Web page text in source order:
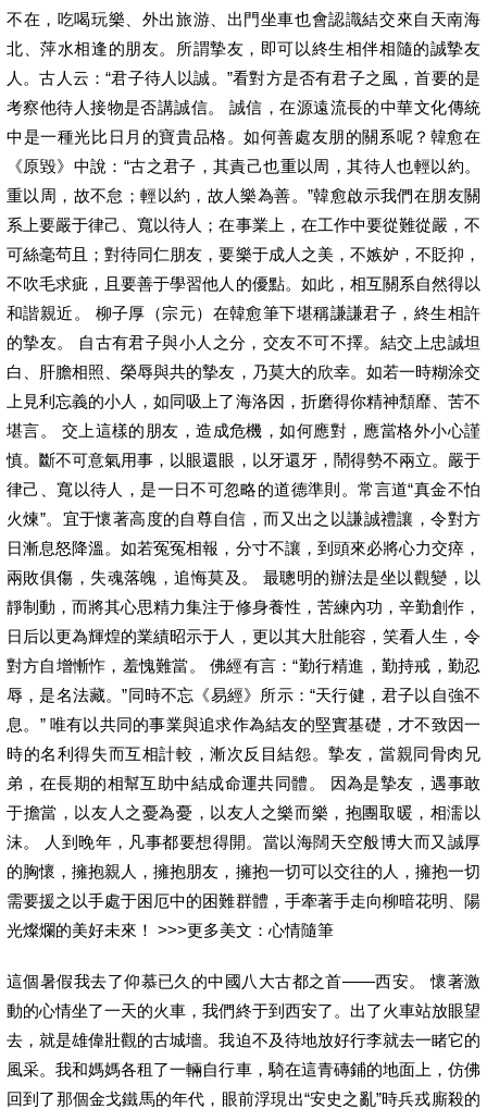
不在，吃喝玩樂、外出旅游、出門坐車也會認識結交來自天南海
北、萍水相逢的朋友。所謂摯友，即可以終生相伴相隨的誠摯友
人。古人云：“君子待人以誠。”看對方是否有君子之風，首要的是
考察他待人接物是否講誠信。 誠信，在源遠流長的中華文化傳統
中是一種光比日月的寶貴品格。如何善處友朋的關系呢？韓愈在
《原毀》中說：“古之君子，其責己也重以周，其待人也輕以約。
重以周，故不怠；輕以約，故人樂為善。”韓愈啟示我們在朋友關
系上要嚴于律己、寬以待人；在事業上，在工作中要從難從嚴，不
可絲毫茍且；對待同仁朋友，要樂于成人之美，不嫉妒，不貶抑，
不吹毛求疵，且要善于學習他人的優點。如此，相互關系自然得以
和諧親近。 柳子厚（宗元）在韓愈筆下堪稱謙謙君子，終生相許
的摯友。 自古有君子與小人之分，交友不可不擇。結交上忠誠坦
白、肝膽相照、榮辱與共的摯友，乃莫大的欣幸。如若一時糊涂交
上見利忘義的小人，如同吸上了海洛因，折磨得你精神頹靡、苦不
堪言。 交上這樣的朋友，造成危機，如何應對，應當格外小心謹
慎。斷不可意氣用事，以眼還眼，以牙還牙，鬧得勢不兩立。嚴于
律己、寬以待人，是一日不可忽略的道德準則。常言道“真金不怕
火煉”。宜于懷著高度的自尊自信，而又出之以謙誠禮讓，令對方
日漸息怒降溫。如若冤冤相報，分寸不讓，到頭來必將心力交瘁，
兩敗俱傷，失魂落魄，追悔莫及。 最聰明的辦法是坐以觀變，以
靜制動，而將其心思精力集注于修身養性，苦練內功，辛勤創作，
日后以更為輝煌的業績昭示于人，更以其大肚能容，笑看人生，令
對方自增慚怍，羞愧難當。 佛經有言：“勤行精進，勤持戒，勤忍
辱，是名法藏。”同時不忘《易經》所示：“天行健，君子以自強不
息。” 唯有以共同的事業與追求作為結友的堅實基礎，才不致因一
時的名利得失而互相計較，漸次反目結怨。摯友，當親同骨肉兄
弟，在長期的相幫互助中結成命運共同體。 因為是摯友，遇事敢
于擔當，以友人之憂為憂，以友人之樂而樂，抱團取暖，相濡以
沫。 人到晚年，凡事都要想得開。當以海闊天空般博大而又誠厚
的胸懷，擁抱親人，擁抱朋友，擁抱一切可以交往的人，擁抱一切
需要援之以手處于困厄中的困難群體，手牽著手走向柳暗花明、陽
光燦爛的美好未來！ >>>更多美文：心情隨筆
這個暑假我去了仰慕已久的中國八大古都之首——西安。 懷著激
動的心情坐了一天的火車，我們終于到西安了。出了火車站放眼望
去，就是雄偉壯觀的古城墻。我迫不及待地放好行李就去一睹它的
風采。我和媽媽各租了一輛自行車，騎在這青磚鋪的地面上，仿佛
回到了那個金戈鐵馬的年代，眼前浮現出“安史之亂”時兵戎廝殺的